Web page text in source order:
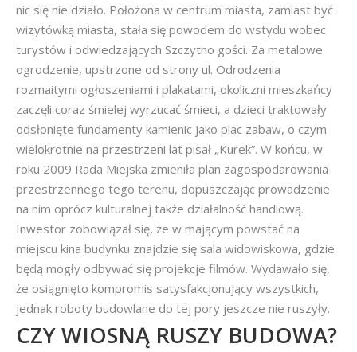
nic się nie działo. Położona w centrum miasta, zamiast być
wizytówką miasta, stała się powodem do wstydu wobec
turystów i odwiedzających Szczytno gości. Za metalowe
ogrodzenie, upstrzone od strony ul. Odrodzenia
rozmaitymi ogłoszeniami i plakatami, okoliczni mieszkańcy
zaczęli coraz śmielej wyrzucać śmieci, a dzieci traktowały
odsłonięte fundamenty kamienic jako plac zabaw, o czym
wielokrotnie na przestrzeni lat pisał „Kurek”. W końcu, w
roku 2009 Rada Miejska zmieniła plan zagospodarowania
przestrzennego tego terenu, dopuszczając prowadzenie
na nim oprócz kulturalnej także działalność handlową.
Inwestor zobowiązał się, że w mającym powstać na
miejscu kina budynku znajdzie się sala widowiskowa, gdzie
będą mogły odbywać się projekcje filmów. Wydawało się,
że osiągnięto kompromis satysfakcjonujący wszystkich,
jednak roboty budowlane do tej pory jeszcze nie ruszyły.
CZY WIOSNĄ RUSZY BUDOWA?